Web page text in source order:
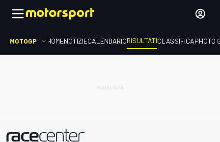
MOTOGP HOMENOTIZIECALENDARIORISULTATICLASSIFICAPHOTO